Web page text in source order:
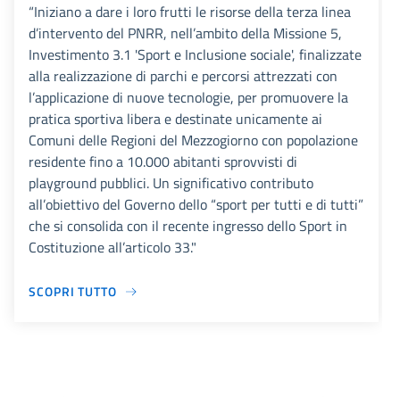
“Iniziano a dare i loro frutti le risorse della terza linea
d’intervento del PNRR, nell’ambito della Missione 5,
Investimento 3.1 'Sport e Inclusione sociale', finalizzate
alla realizzazione di parchi e percorsi attrezzati con
l’applicazione di nuove tecnologie, per promuovere la
pratica sportiva libera e destinate unicamente ai
Comuni delle Regioni del Mezzogiorno con popolazione
residente fino a 10.000 abitanti sprovvisti di
playground pubblici. Un significativo contributo
all’obiettivo del Governo dello “sport per tutti e di tutti”
che si consolida con il recente ingresso dello Sport in
Costituzione all’articolo 33."
SCOPRI TUTTO